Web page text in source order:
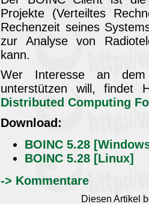
Projekte (Verteiltes
Rechenzeit seines
zur Analyse von
kann.
Wer Interesse an
unterstützen will, findet
Distributed Computing
Download:
BOINC 5.28
BOINC 5.28 [Linux]
-> Kommentare
Diesen Artikel